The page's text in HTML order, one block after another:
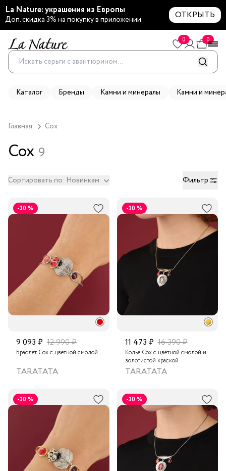
La Nature: украшения из Европы
Доп. скидка 3% на покупку в приложении ОТКРЫТЬ
0 0
Каталог Бренды Камни и минералы Камни и
Главная Cox
Cox 9
Сортировать по: Новинкам Фильтр
-30 %
9 093 ₽ 12 990 ₽
Браслет Cox с цветной смолой
TARATATA
-30 %
11 473 ₽ 16 390 ₽
Колье Cox с цветной смолой и
золотистой краской
TARATATA
-30 % -30 %